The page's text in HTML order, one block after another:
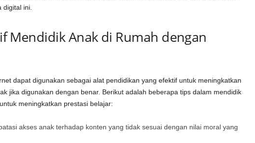
digital ini.
Mendidik Anak di Rumah dengan
dapat digunakan sebagai alat pendidikan yang efektif untuk meningkatkan
jika digunakan dengan benar. Berikut adalah beberapa tips dalam mendidik
meningkatkan prestasi belajar:
akses anak terhadap konten yang tidak sesuai dengan nilai moral yang